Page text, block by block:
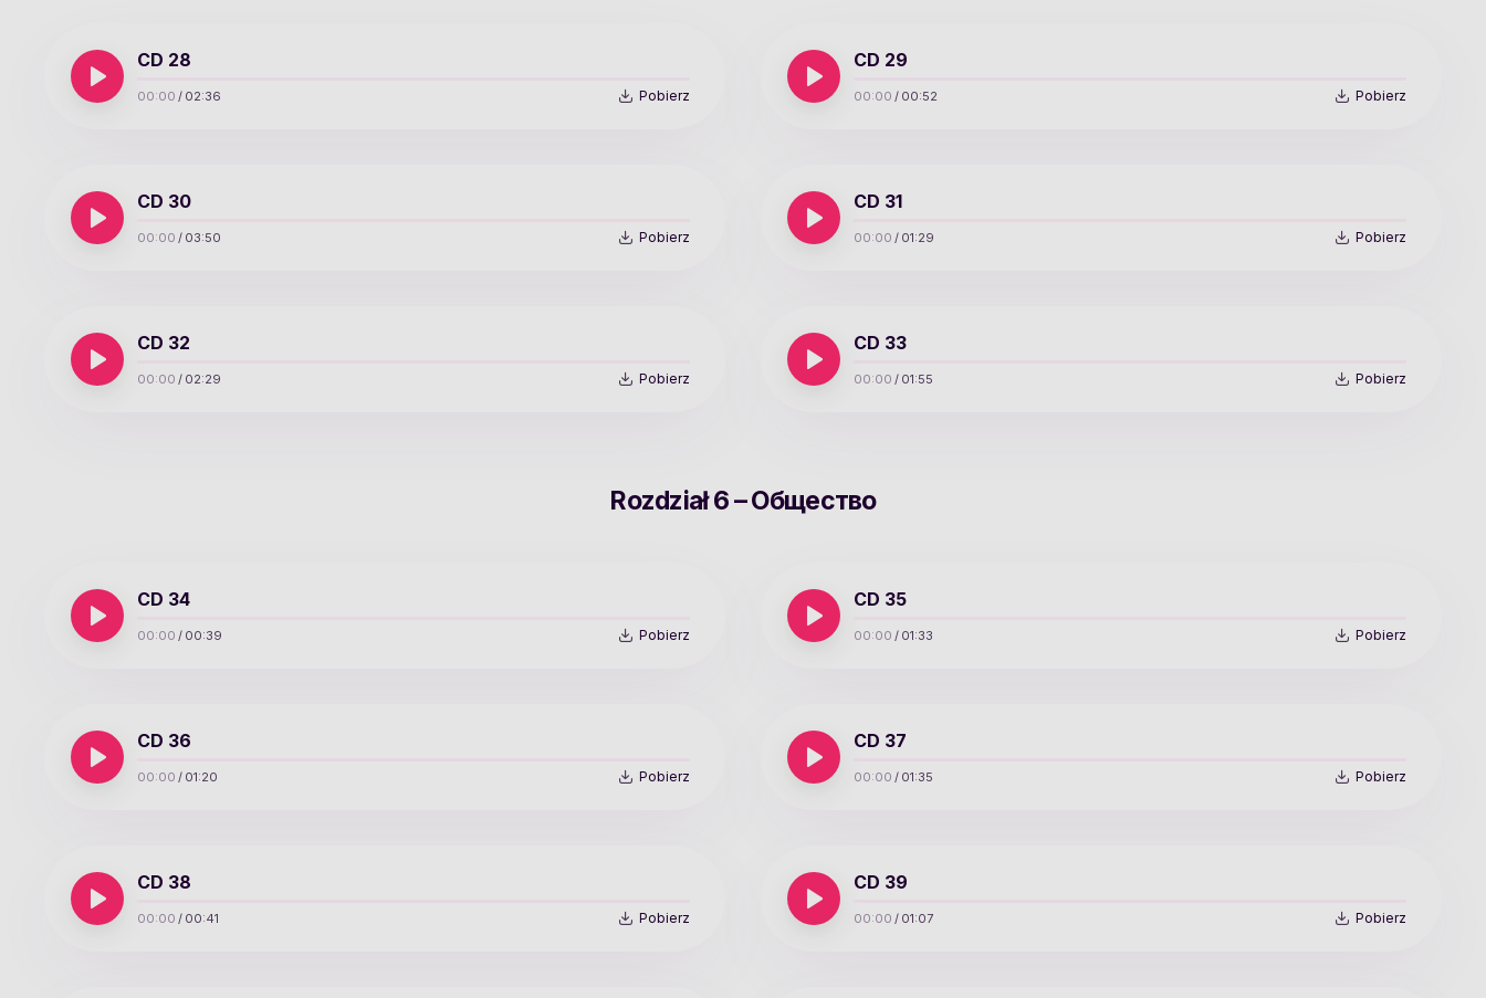
CD 28
00:00 / 02:36 Pobierz
CD 29
00:00 / 00:52 Pobierz
CD 30
00:00 / 03:50 Pobierz
CD 31
00:00 / 01:29 Pobierz
CD 32
00:00 / 02:29 Pobierz
CD 33
00:00 / 01:55 Pobierz
Rozdział 6 – Общество
CD 34
00:00 / 00:39 Pobierz
CD 35
00:00 / 01:33 Pobierz
CD 36
00:00 / 01:20 Pobierz
CD 37
00:00 / 01:35 Pobierz
CD 38
00:00 / 00:41 Pobierz
CD 39
00:00 / 01:07 Pobierz